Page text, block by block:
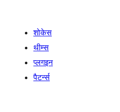
शोकेस
थीम्स
प्लगइन
पैटर्न्स